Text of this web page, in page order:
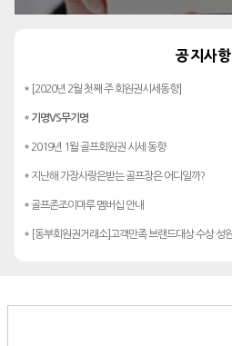
공지사항
* [2020년 2월 첫째 주 회원권시세동향]
* 기명VS무기명
* 2019년 1월 골프회원권 시세 동향
* 지난해 가장사랑은받는 골프장은 어디일까?
* 골프존조이마루 멤버십 안내